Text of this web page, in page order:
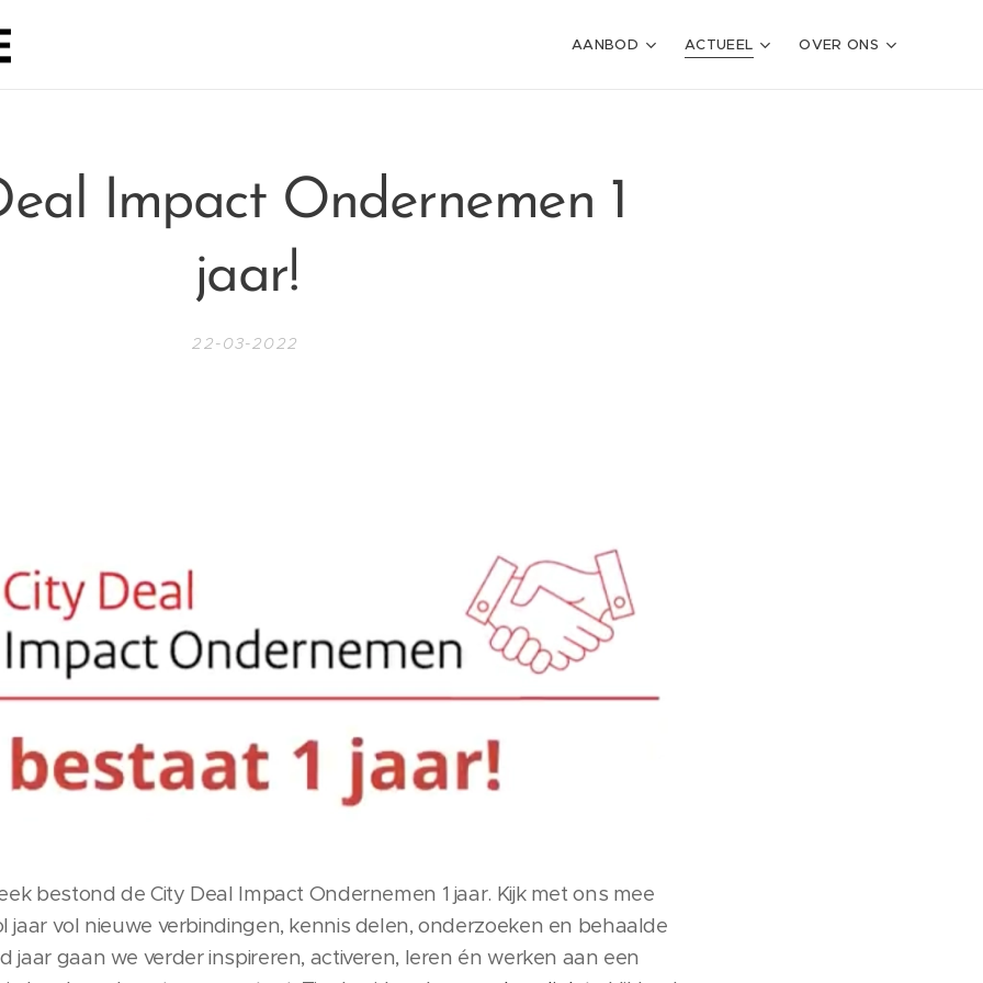
AANBOD ACTUEEL OVER ONS
Impact Ondernemen 1
jaar!
22-03-2022
bestond de City Deal Impact Ondernemen 1 jaar. Kijk met ons mee
jaar vol nieuwe verbindingen, kennis delen, onderzoeken en behaalde
jaar gaan we verder inspireren, activeren, leren én werken aan een